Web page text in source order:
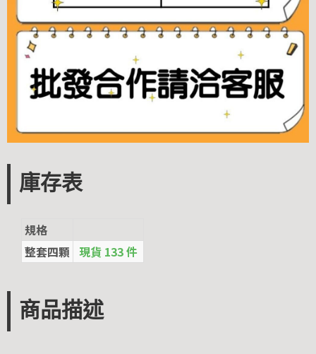
庫存表
規格
整套四顆 現貨 133 件
商品描述